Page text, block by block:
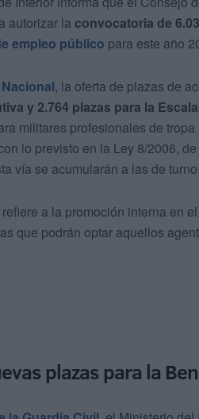
autorizar la convocatoria de
empleo público para este año
, la oferta de plazas de
y 2.764 plazas para la
militares profesionales de
lo previsto en la Ley 8/2006,
vía se acumularán a las de
a la promoción interna en
que podrán optar aquellos
plazas para la